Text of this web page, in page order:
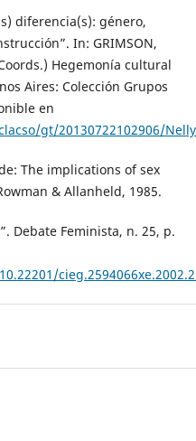
diferencia(s): género,
In: GRIMSON,
Hegemonía cultural
Aires: Colección Grupos
en
gt/20130722102906/
The implications of sex
& Allanheld, 1985.
Debate Feminista, n. 25, p.